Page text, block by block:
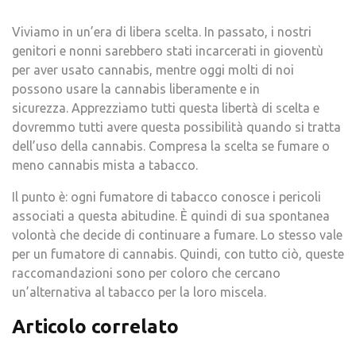
Viviamo in un’era di libera scelta. In passato, i nostri
genitori e nonni sarebbero stati incarcerati in gioventù
per aver usato cannabis, mentre oggi molti di noi
possono usare la cannabis liberamente e in
sicurezza. Apprezziamo tutti questa libertà di scelta e
dovremmo tutti avere questa possibilità quando si tratta
dell’uso della cannabis. Compresa la scelta se fumare o
meno cannabis mista a tabacco.
Il punto è: ogni fumatore di tabacco conosce i pericoli
associati a questa abitudine. È quindi di sua spontanea
volontà che decide di continuare a fumare. Lo stesso vale
per un fumatore di cannabis. Quindi, con tutto ciò, queste
raccomandazioni sono per coloro che cercano
un’alternativa al tabacco per la loro miscela.
Articolo correlato